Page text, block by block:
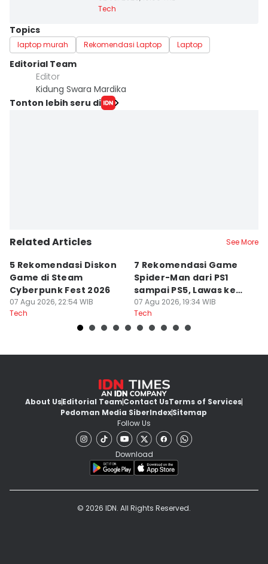
Tech
Topics
laptop murah Rekomendasi Laptop Laptop
Editorial Team
Editor
Kidung Swara Mardika
Tonton lebih seru di
Related Articles See More
5 Rekomendasi Diskon
Game di Steam
Cyberpunk Fest 2026
07 Agu 2026, 22:54 WIB
Tech
7 Rekomendasi Game
Spider-Man dari PS1
sampai PS5, Lawas ke
Modern
07 Agu 2026, 19:34 WIB
Tech
About UsEditorial TeamContact UsTerms of Services
Pedoman Media SiberIndexSitemap
Follow Us
Download
© 2026 IDN. All Rights Reserved.